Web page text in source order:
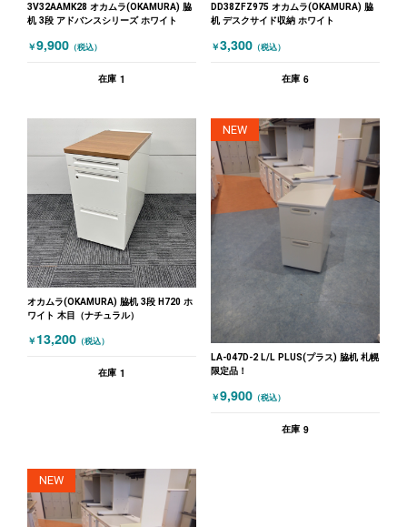
3V32AAMK28 オカムラ(OKAMURA) 脇
机 3段 アドバンスシリーズ ホワイト
￥9,900 （税込）
在庫 1
DD38ZFZ975 オカムラ(OKAMURA) 脇
机 デスクサイド収納 ホワイト
￥3,300 （税込）
在庫 6
オカムラ(OKAMURA) 脇机 3段 H720 ホ
ワイト 木目（ナチュラル）
￥ 13,200 （税込）
在庫 1
NEW
LA-047D-2 L/L PLUS(プラス) 脇机 札幌
限定品！
￥9,900 （税込）
在庫 9
NEW